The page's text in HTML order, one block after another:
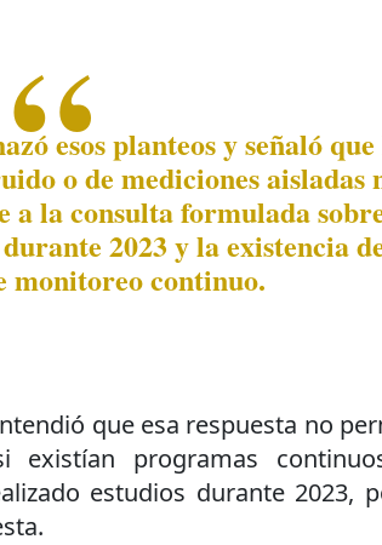
esos planteos y señaló
o de mediciones aisladas
a la consulta formulada
2023 y la existencia
monitoreo continuo.
que esa respuesta no
existían programas
estudios durante 2023,